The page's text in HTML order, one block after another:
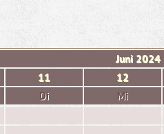
Juni 2024
11 12
Di Mi